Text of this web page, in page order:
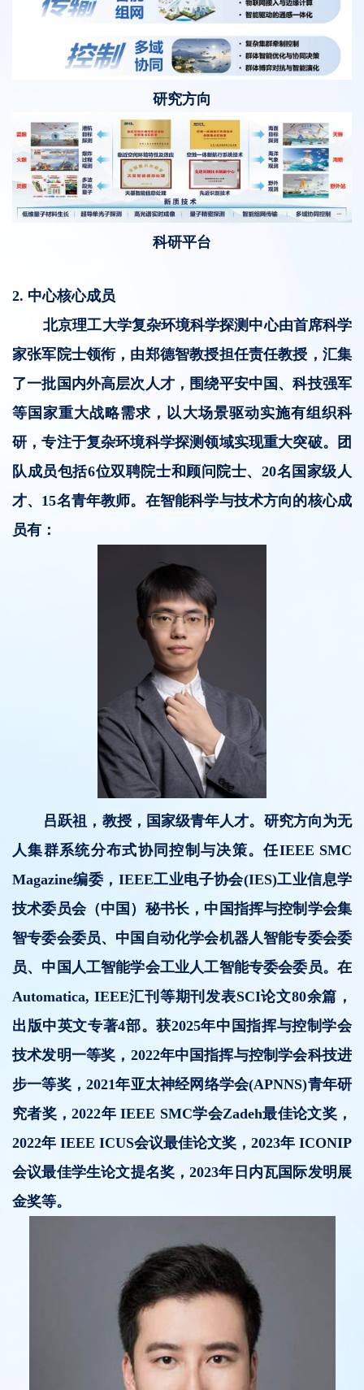
研究方向
科研平台
2. 中心核心成员
北京理工大学复杂环境科学探测中心由首席科学
家张军院士领衔，由郑德智教授担任责任教授，汇集
了一批国内外高层次人才，围绕平安中国、科技强军
等国家重大战略需求，以大场景驱动实施有组织科
研，专注于复杂环境科学探测领域实现重大突破。团
队成员包括6位双聘院士和顾问院士、20名国家级人
才、15名青年教师。在智能科学与技术方向的核心成
员有：
吕跃祖，教授，国家级青年人才。研究方向为无
人集群系统分布式协同控制与决策。任IEEE SMC
Magazine编委，IEEE工业电子协会(IES)工业信息学
技术委员会（中国）秘书长，中国指挥与控制学会集
智专委会委员、中国自动化学会机器人智能专委会委
员、中国人工智能学会工业人工智能专委会委员。在
Automatica, IEEE汇刊等期刊发表SCI论文80余篇，
出版中英文专著4部。获2025年中国指挥与控制学会
技术发明一等奖，2022年中国指挥与控制学会科技进
步一等奖，2021年亚太神经网络学会(APNNS)青年研
究者奖，2022年 IEEE SMC学会Zadeh最佳论文奖，
2022年 IEEE ICUS会议最佳论文奖，2023年 ICONIP
会议最佳学生论文提名奖，2023年日内瓦国际发明展
金奖等。